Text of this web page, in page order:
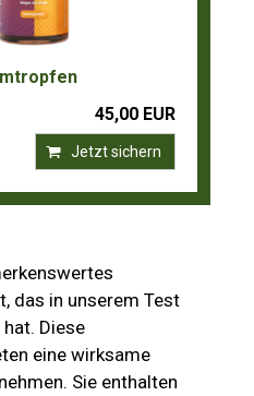
45,00 EUR
Jetzt sichern
das in unserem Test
Diese
eine wirksame
Sie enthalten